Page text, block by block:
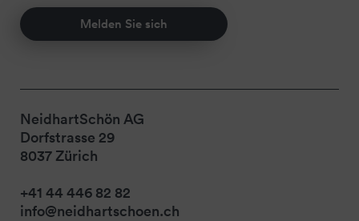
Melden Sie sich
NeidhartSchön AG
Dorfstrasse 29
8037 Zürich
+41 44 446 82 82
info@neidhartschoen.ch